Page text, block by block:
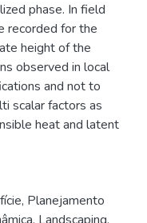
phase. In field
recorded for the
height of the
observed in local
and not to
scalar factors as
heat and latent
, Planejamento